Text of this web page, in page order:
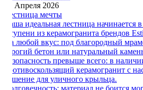
16 Апреля 2026
Лестница мечты
Ваша идеальная лестница начинается
Ступени из керамогранита брендов
На любой вкус: под благородный
строгий бетон или натуральный
Безопасность превыше всего: в
противоскользящий керамогранит с
решение для уличного крыльца.
Долговечность: материал не боится